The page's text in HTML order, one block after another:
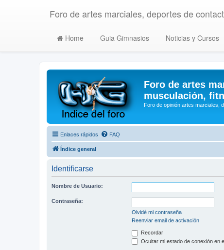
Foro de artes marciales, deportes de
Home Guia Gimnasios Noticias y Cursos
Foro de artes
musculación,
Foro de opinión artes marciales,
Enlaces rápidos FAQ
Índice general
Identificarse
Nombre de Usuario:
Contraseña:
Olvidé mi contraseña
Reenviar email de activación
Recordar
Ocultar mi estado de conexión en